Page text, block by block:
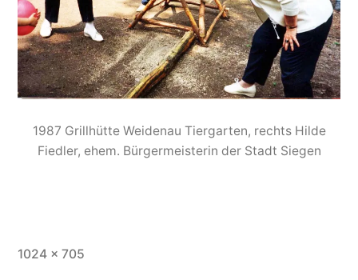
1987 Grillhütte Weidenau Tiergarten, rechts Hilde
Fiedler, ehem. Bürgermeisterin der Stadt Siegen
1024 × 705